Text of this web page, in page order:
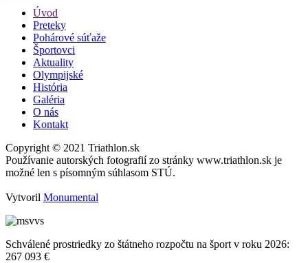
Úvod
Preteky
Pohárové súťaže
Športovci
Aktuality
Olympijské
História
Galéria
O nás
Kontakt
Copyright © 2021 Triathlon.sk
Používanie autorských fotografií zo stránky www.triathlon.sk je
možné len s písomným súhlasom STÚ.
Vytvoril Monumental
Schválené prostriedky zo štátneho rozpočtu na šport v roku 2026:
267 093 €